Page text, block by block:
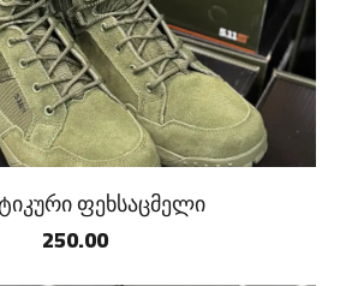
ფეხსაცმელი
250.00